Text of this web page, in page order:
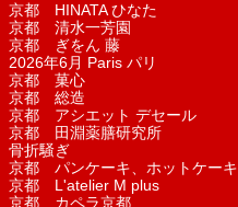
京都 HINATA ひなた
京都 清水一芳園
京都 ぎをん 藤
2026年6月 Paris パリ
京都 菓​心
京都 総造
京都 アシエット デセール
京都 田淵薬膳研究所
骨折騒ぎ
京都 パンケーキ、ホットケーキ
京都 L'atelier M plus
京都 カペラ京都